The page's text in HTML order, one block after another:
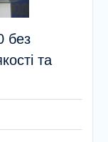
без
та